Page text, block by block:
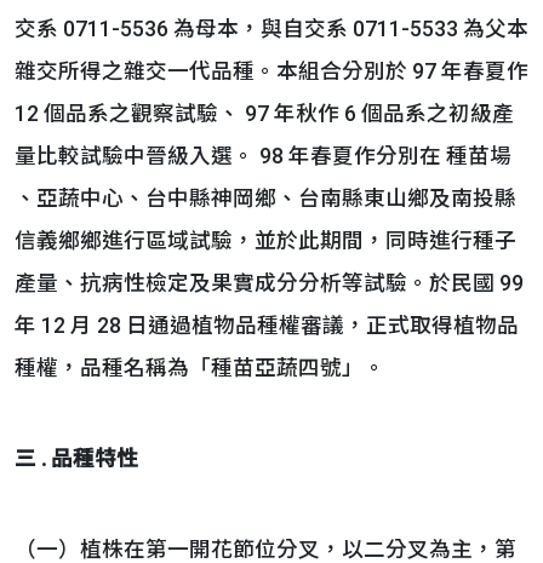
交系 0711-5536 為母本，與自交系 0711-5533 為父本
雜交所得之雜交一代品種。本組合分別於 97 年春夏作
12 個品系之觀察試驗、 97 年秋作 6 個品系之初級產
量比較試驗中晉級入選。 98 年春夏作分別在 種苗場
、亞蔬中心、台中縣神岡鄉、台南縣東山鄉及南投縣
信義鄉鄉進行區域試驗，並於此期間，同時進行種子
產量、抗病性檢定及果實成分分析等試驗。於民國 99
年 12 月 28 日通過植物品種權審議，正式取得植物品
種權，品種名稱為「種苗亞蔬四號」。
三 . 品種特性
（一）植株在第一開花節位分叉，以二分叉為主，第